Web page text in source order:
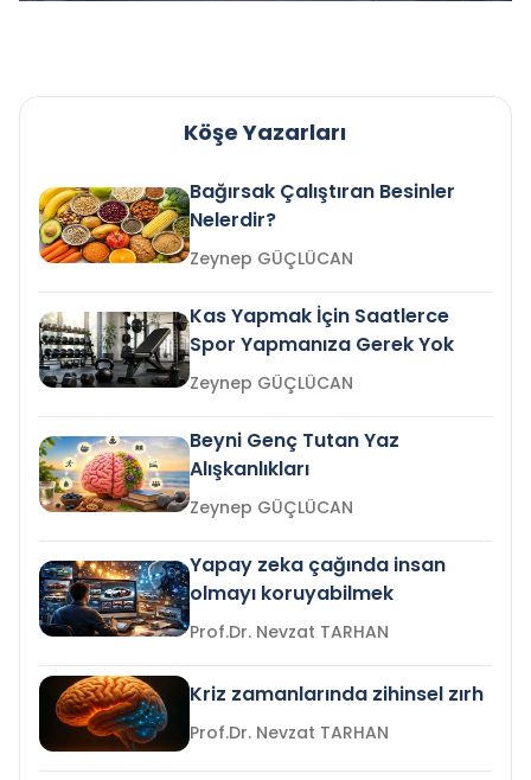
Köşe Yazarları
Bağırsak Çalıştıran Besinler
Nelerdir?
Zeynep GÜÇLÜCAN
Kas Yapmak İçin Saatlerce
Spor Yapmanıza Gerek Yok
Zeynep GÜÇLÜCAN
Beyni Genç Tutan Yaz
Alışkanlıkları
Zeynep GÜÇLÜCAN
Yapay zeka çağında insan
olmayı koruyabilmek
Prof.Dr. Nevzat TARHAN
Kriz zamanlarında zihinsel zırh
Prof.Dr. Nevzat TARHAN